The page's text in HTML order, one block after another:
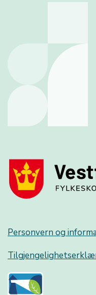
Personvern og